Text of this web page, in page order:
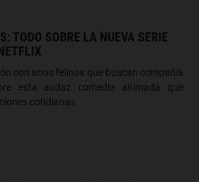
TODO SOBRE LA NUEVA SERIE
con unos felinos que buscan compañía
esta audaz comedia animada que
cotidianas.